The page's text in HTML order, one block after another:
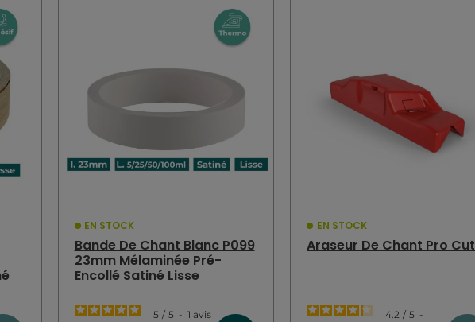
EN STOCK
Bande De Chant Blanc P099
23mm Mélaminée Pré-
Encollé Satiné Lisse
5 / 5 - 1 avis
EN STOCK
Araseur De Chant Pro Cut
4.2 / 5 -